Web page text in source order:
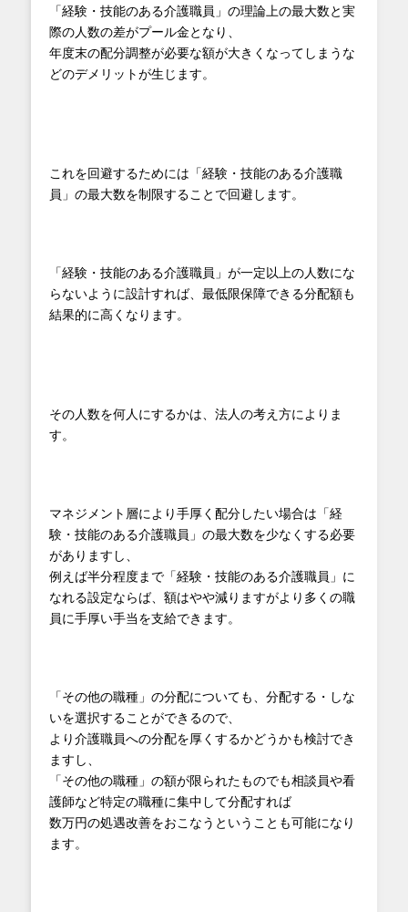
「経験・技能のある介護職員」の理論上の最大数と実
際の人数の差がプール金となり、
年度末の配分調整が必要な額が大きくなってしまうな
どのデメリットが生じます。
これを回避するためには「経験・技能のある介護職
員」の最大数を制限することで回避します。
「経験・技能のある介護職員」が一定以上の人数にな
らないように設計すれば、最低限保障できる分配額も
結果的に高くなります。
その人数を何人にするかは、法人の考え方によりま
す。
マネジメント層により手厚く配分したい場合は「経
験・技能のある介護職員」の最大数を少なくする必要
がありますし、
例えば半分程度まで「経験・技能のある介護職員」に
なれる設定ならば、額はやや減りますがより多くの職
員に手厚い手当を支給できます。
「その他の職種」の分配についても、分配する・しな
いを選択することができるので、
より介護職員への分配を厚くするかどうかも検討でき
ますし、
「その他の職種」の額が限られたものでも相談員や看
護師など特定の職種に集中して分配すれば
数万円の処遇改善をおこなうということも可能になり
ます。